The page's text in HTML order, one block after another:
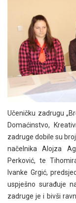
Učeničku zadrugu
Domaćinstvo,
zadruge dobile su
načelnika Alojza
Perković, te
Ivanke Grgić,
uspješno surađuje
zadruge je i bivši